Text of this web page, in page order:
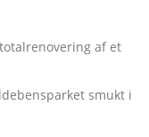
af et
smukt i